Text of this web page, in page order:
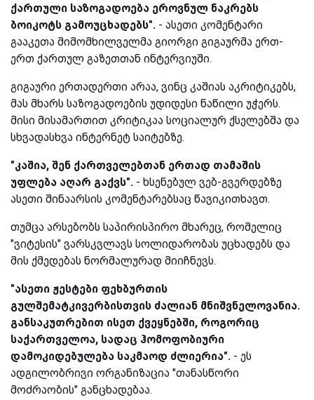
ქართული საზოგადოება ეროვნულ ნაკრებს
ბოიკოტს გამოუცხადებს". - ასეთი კომენტარი
გააკეთა მიმომხილველმა გიორგი გიგაურმა ერთ-
ერთ ქართულ გაზეთთან ინტერვიუში.
გიგაური ერთადერთი არაა, ვინც კაშიას აკრიტიკებს,
მას მხარს საზოგადოების უდიდესი ნაწილი უჭერს.
მისი მისამართით კრიტიკაა სოციალურ ქსელებშა და
სხვადასხვა ინტერნეტ საიტებზე.
"კაშია, შენ ქართველებთან ერთად თამაშის
უფლება აღარ გაქვს". - ხსენებულ ვებ-გვერდებზე
ასეთი შინაარსის კომენტარებსაც წავიკითხავთ.
თუმცა არსებობს საპირისპირო მხარეც, რომელიც
"ვიტესის" ვარსკვლავს სოლიდარობას უცხადებს და
მის ქმედებას ნორმალურად მიიჩნევს.
"ასეთი ჟესტები ფეხბურთის
გულშემატკივერბისთვის ძალიან მნიშვნელოვანია.
განსაკუთრებით ისეთ ქვეყნებში, როგორიც
საქართველოა, სადაც ჰომოფობიური
დამოკიდებულება საკმაოდ ძლიერია". - ეს
ადგილობრივი ორგანიზაცია "თანასწორი
მოძრაობის" განცხადებაა.